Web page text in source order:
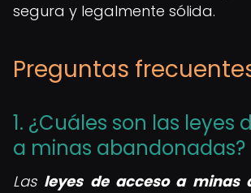
segura y legalmente sólida.
Preguntas
1. ¿Cuáles son las leyes
a minas abandonadas?
Las leyes de acceso a minas